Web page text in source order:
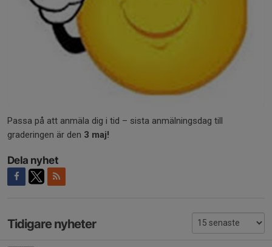
Passa på att anmäla dig i tid – sista anmälningsdag till
graderingen är den 3 maj!
Dela nyhet
Tidigare nyheter